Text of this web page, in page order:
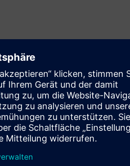
einem/einer Siemens Xcelerator-
ein neues Produkt entwickelt
neue Kundenlösung durch die
Xcelerator-Produkts und des